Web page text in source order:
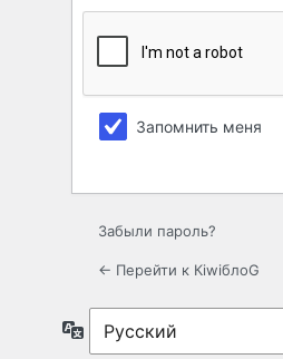
Запомнить меня
Забыли пароль?
← Перейти к КiwiблоG
Язык